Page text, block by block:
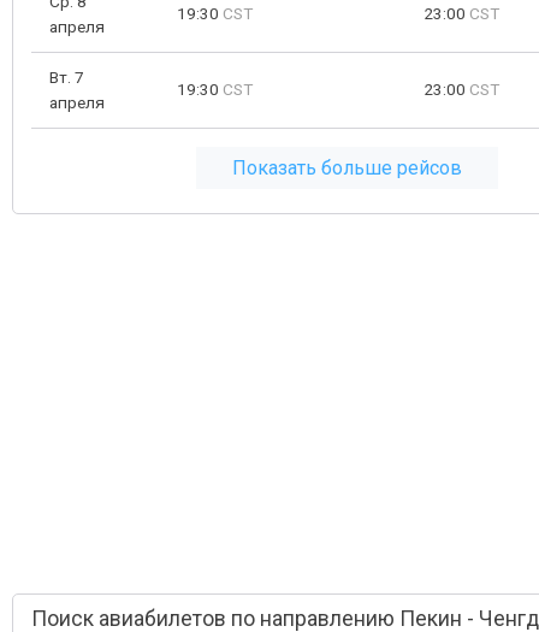
апреля
19:30 CST 23:00 CST
Вт. 7
апреля
19:30 CST 23:00 CST
Показать больше рейсов
Поиск авиабилетов по направлению Пекин -